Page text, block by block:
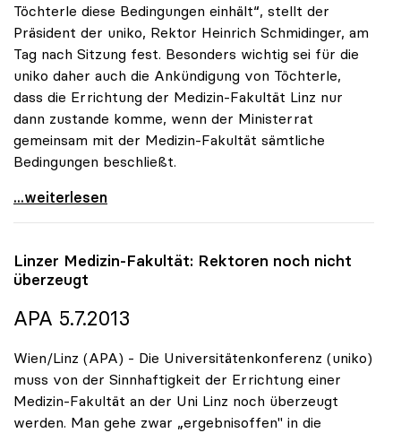
Töchterle diese Bedingungen einhält“, stellt der
Präsident der uniko, Rektor Heinrich Schmidinger, am
Tag nach Sitzung fest. Besonders wichtig sei für die
uniko daher auch die Ankündigung von Töchterle,
dass die Errichtung der Medizin-Fakultät Linz nur
dann zustande komme, wenn der Ministerrat
gemeinsam mit der Medizin-Fakultät sämtliche
Bedingungen beschließt.
Schmidinger ad Med-Fakultät: „Wir vertrauen auf
...weiterlesen
Linzer Medizin-Fakultät: Rektoren noch nicht
überzeugt
APA 5.7.2013
Wien/Linz (APA) - Die Universitätenkonferenz (uniko)
muss von der Sinnhaftigkeit der Errichtung einer
Medizin-Fakultät an der Uni Linz noch überzeugt
werden. Man gehe zwar „ergebnisoffen" in die